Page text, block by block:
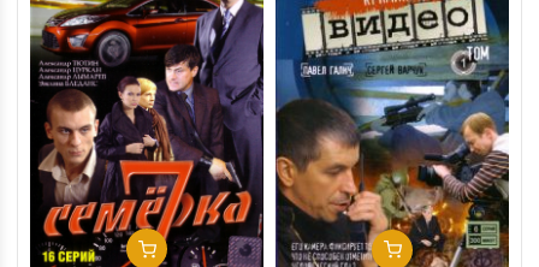
Добавить В Корзину Добавить В Корзину